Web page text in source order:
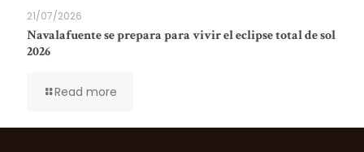
21/07/2026
Navalafuente se prepara para vivir el eclipse total de sol
2026
Read more